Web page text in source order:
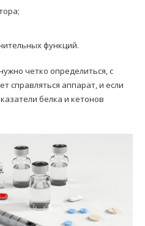
функций.
четко определиться, с
справляться аппарат, и если
белка и кетонов